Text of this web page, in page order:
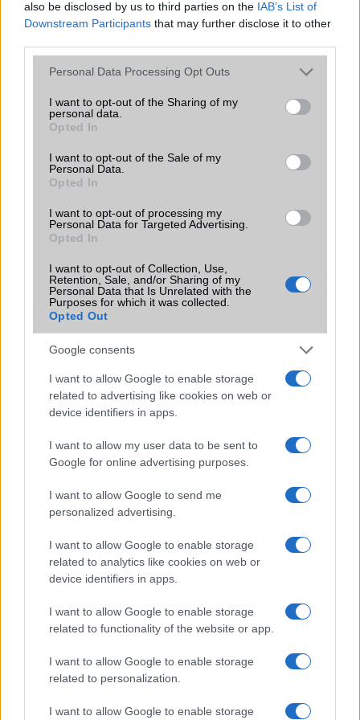
also be disclosed by us to third parties on the IAB’s List of
Downstream Participants that may further disclose it to other
Please note that this website/app uses one or more Google
not limited to your visit or usage behaviour. You may click to
grant or deny consent to Google and its third-party tags to
use your data for below specified purposes in below Google
consent section.
Personal Data Processing Opt Outs
I want to opt-out of the Sharing of my
personal data.
Opted In
I want to opt-out of the Sale of my
Personal Data.
Opted In
I want to opt-out of processing my
Personal Data for Targeted Advertising.
Opted In
I want to opt-out of Collection, Use,
Retention, Sale, and/or Sharing of my
Personal Data that Is Unrelated with the
Purposes for which it was collected.
Opted Out
Google consents
I want to allow Google to enable storage
related to advertising like cookies on web or
device identifiers in apps.
I want to allow my user data to be sent to
Google for online advertising purposes.
I want to allow Google to send me
personalized advertising.
I want to allow Google to enable storage
related to analytics like cookies on web or
device identifiers in apps.
I want to allow Google to enable storage
related to functionality of the website or app.
I want to allow Google to enable storage
related to personalization.
I want to allow Google to enable storage
használni – bár akkor elméletileg egyáltalán nem lenne szabad a
vezetőnek nyomkodni a mobilt ugyebár -, megtalálható itt hang alapú
általános kereső. A virtuális gombok igen nagyok, könnyen kezelhető
az alkalmazás.
Az óra menüpont nemcsak nagyban mutatja az időt és a dátumot, de
az aktuális városnévről és az ottani időjárásról is tájékoztat
bennünket. Alul füles megoldással választhatjuk ki az ébresztőt,
amelyből több is megadható, de van slideshow a kameraképekből
(például a dokkolóra tett mobil kijelzőjén merengeni biztos jó lehet -
alapon), valamint hozzáférhetünk a zenéinkhez is.
A névjegyzék gyakorlatilag megtölthetetlen, mivel a dinamikus
memóriából foglalja a helyet. A keresés és a csúszkás böngészés
első osztályú, bármelyik kontakt kihelyezhető főképernyőre (itt egy
kontaktot, esetleg e-mailt vagy SMS-t írnánk-e neki), a Facebook-ból
szintén csak egy kattintás az adatok importálása, ahogy a beállított
plusz információt adhatunk meg.
céginformációkat, telefonszámokat, instant messenger azonosítót,